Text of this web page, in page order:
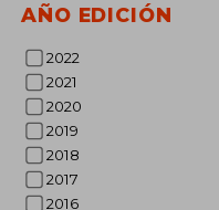
AÑO EDICIÓN
2022
2021
2020
2019
2018
2017
2016